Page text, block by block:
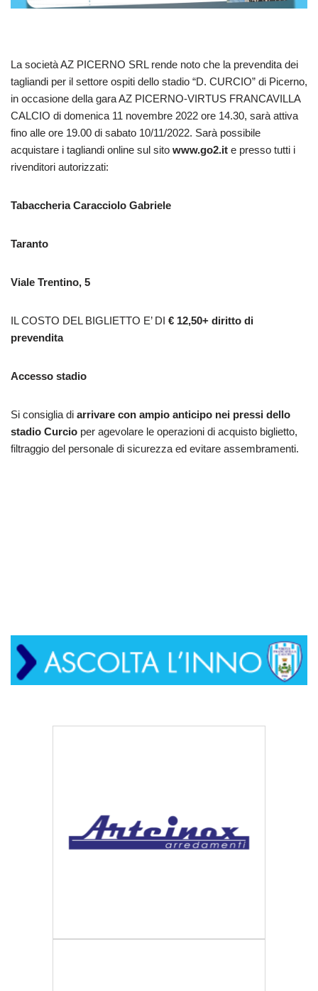
La società AZ PICERNO SRL rende noto che la prevendita dei
tagliandi per il settore ospiti dello stadio “D. CURCIO” di Picerno,
in occasione della gara AZ PICERNO-VIRTUS FRANCAVILLA
CALCIO di domenica 11 novembre 2022 ore 14.30, sarà attiva
fino alle ore 19.00 di sabato 10/11/2022. Sarà possibile
acquistare i tagliandi online sul sito www.go2.it e presso tutti i
rivenditori autorizzati:
Tabaccheria Caracciolo Gabriele
Taranto
Viale Trentino, 5
IL COSTO DEL BIGLIETTO E’ DI € 12,50+ diritto di
prevendita
Accesso stadio
Si consiglia di arrivare con ampio anticipo nei pressi dello
stadio Curcio per agevolare le operazioni di acquisto biglietto,
filtraggio del personale di sicurezza ed evitare assembramenti.